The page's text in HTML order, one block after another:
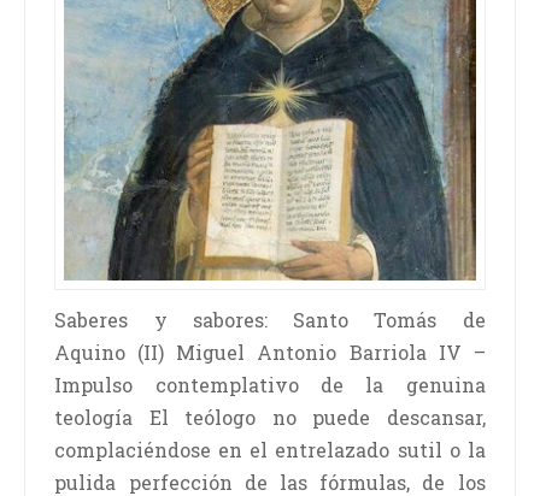
Saberes y sabores: Santo Tomás de
Aquino (II) Miguel Antonio Barriola IV –
Impulso contemplativo de la genuina
teología El teólogo no puede descansar,
complaciéndose en el entrelazado sutil o la
pulida perfección de las fórmulas, de los